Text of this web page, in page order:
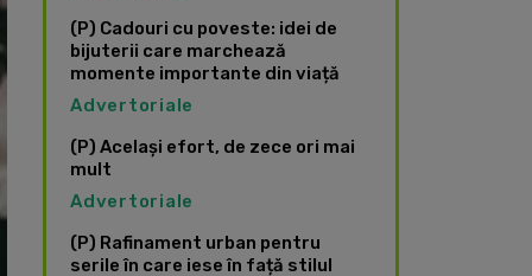
(P) Cadouri cu poveste: idei de
bijuterii care marchează
momente importante din viață
Advertoriale
(P) Același efort, de zece ori mai
mult
Advertoriale
(P) Rafinament urban pentru
serile în care iese în față stilul